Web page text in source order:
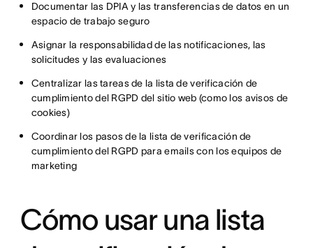
Documentar las DPIA y las transferencias de datos en un
espacio de trabajo seguro
Asignar la responsabilidad de las notificaciones, las
solicitudes y las evaluaciones
Centralizar las tareas de la lista de verificación de
cumplimiento del RGPD del sitio web (como los avisos de
cookies)
Coordinar los pasos de la lista de verificación de
cumplimiento del RGPD para emails con los equipos de
marketing
Cómo usar una lista